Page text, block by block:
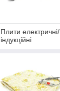
Плити електричні/
індукційні